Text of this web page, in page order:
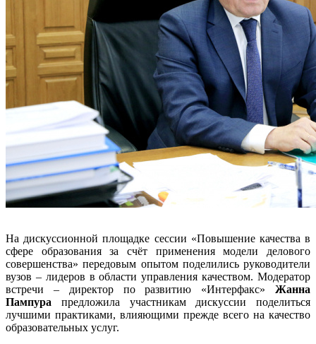
На дискуссионной площадке сессии «Повышение качества в
сфере образования за счёт применения модели делового
совершенства» передовым опытом поделились руководители
вузов – лидеров в области управления качеством. Модератор
встречи – директор по развитию «Интерфакс» Жанна
Пампура предложила участникам дискуссии поделиться
лучшими практиками, влияющими прежде всего на качество
образовательных услуг.